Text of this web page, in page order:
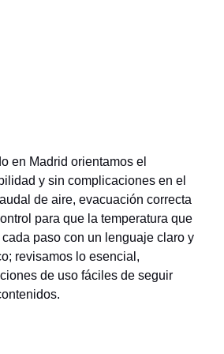
en Madrid orientamos el
y sin complicaciones en el
de aire, evacuación correcta
para que la temperatura que
paso con un lenguaje claro y
revisamos lo esencial,
de uso fáciles de seguir